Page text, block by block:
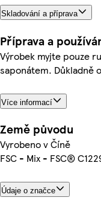
Skladování a příprava
Příprava a
Výrobek myjte pouze
saponátem. Důkladně
Více informací
Země původu
Vyrobeno v Číně
FSC - Mix - FSC®
Údaje o značce